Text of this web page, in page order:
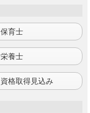
保育士
栄養士
資格取得見込み